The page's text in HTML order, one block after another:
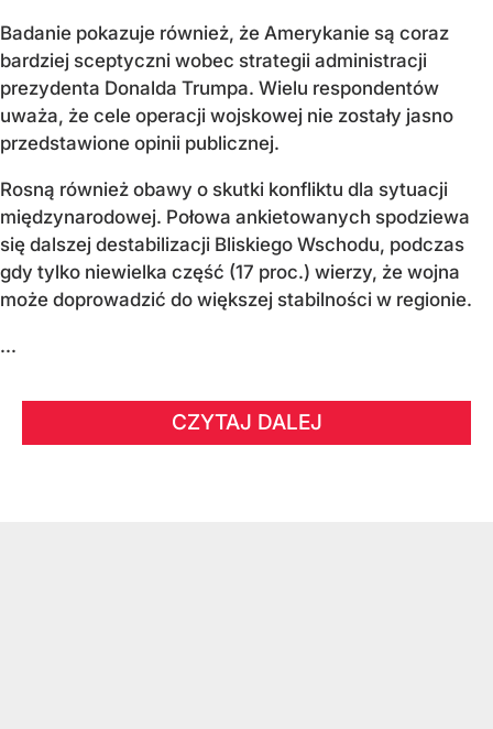
Badanie pokazuje również, że Amerykanie są coraz
bardziej sceptyczni wobec strategii administracji
prezydenta Donalda Trumpa. Wielu respondentów
uważa, że cele operacji wojskowej nie zostały jasno
przedstawione opinii publicznej.
Rosną również obawy o skutki konfliktu dla sytuacji
międzynarodowej. Połowa ankietowanych spodziewa
się dalszej destabilizacji Bliskiego Wschodu, podczas
gdy tylko niewielka część (17 proc.) wierzy, że wojna
może doprowadzić do większej stabilności w regionie.
...
CZYTAJ DALEJ